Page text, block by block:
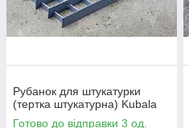
Рубанок для штукатурки
(тертка штукатурна) Kubala
Готово до відправки 3 од.